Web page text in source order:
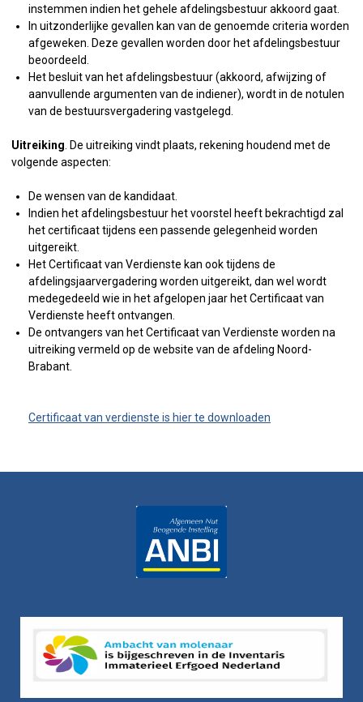
instemmen indien het gehele afdelingsbestuur akkoord gaat.
In uitzonderlijke gevallen kan van de genoemde criteria worden
afgeweken. Deze gevallen worden door het afdelingsbestuur
beoordeeld.
Het besluit van het afdelingsbestuur (akkoord, afwijzing of
aanvullende argumenten van de indiener), wordt in de notulen
van de bestuursvergadering vastgelegd.
Uitreiking. De uitreiking vindt plaats, rekening houdend met de
volgende aspecten:
De wensen van de kandidaat.
Indien het afdelingsbestuur het voorstel heeft bekrachtigd zal
het certificaat tijdens een passende gelegenheid worden
uitgereikt.
Het Certificaat van Verdienste kan ook tijdens de
afdelingsjaarvergadering worden uitgereikt, dan wel wordt
medegedeeld wie in het afgelopen jaar het Certificaat van
Verdienste heeft ontvangen.
De ontvangers van het Certificaat van Verdienste worden na
uitreiking vermeld op de website van de afdeling Noord-
Brabant.
Certificaat van verdienste is hier te downloaden